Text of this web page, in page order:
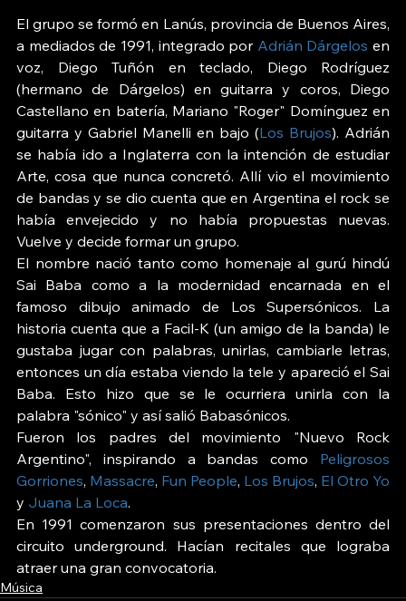
El grupo se formó en Lanús, provincia de Buenos Aires,
a mediados de 1991, integrado por Adrián Dárgelos en
voz, Diego Tuñón en teclado, Diego Rodríguez
(hermano de Dárgelos) en guitarra y coros, Diego
Castellano en batería, Mariano "Roger" Domínguez en
guitarra y Gabriel Manelli en bajo (Los Brujos). Adrián
se había ido a Inglaterra con la intención de estudiar
Arte, cosa que nunca concretó. Allí vio el movimiento
de bandas y se dio cuenta que en Argentina el rock se
había envejecido y no había propuestas nuevas.
Vuelve y decide formar un grupo.
El nombre nació tanto como homenaje al gurú hindú
Sai Baba como a la modernidad encarnada en el
famoso dibujo animado de Los Supersónicos. La
historia cuenta que a Facil-K (un amigo de la banda) le
gustaba jugar con palabras, unirlas, cambiarle letras,
entonces un día estaba viendo la tele y apareció el Sai
Baba. Esto hizo que se le ocurriera unirla con la
palabra "sónico" y así salió Babasónicos.
Fueron los padres del movimiento "Nuevo Rock
Argentino", inspirando a bandas como Peligrosos
Gorriones, Massacre, Fun People, Los Brujos, El Otro Yo
y Juana La Loca.
En 1991 comenzaron sus presentaciones dentro del
circuito underground. Hacían recitales que lograba
atraer una gran convocatoria.
Música